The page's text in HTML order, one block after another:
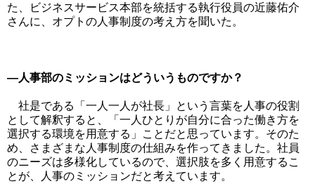
た、ビジネスサービス本部を統括する執行役員の近藤佑介
さんに、オプトの人事制度の考え方を聞いた。
―人事部のミッションはどういうものですか？
社是である「一人一人が社長」という言葉を人事の役割
として解釈すると、「一人ひとりが自分に合った働き方を
選択する環境を用意する」ことだと思っています。そのた
め、さまざまな人事制度の仕組みを作ってきました。社員
のニーズは多様化しているので、選択肢を多く用意するこ
とが、人事のミッションだと考えています。